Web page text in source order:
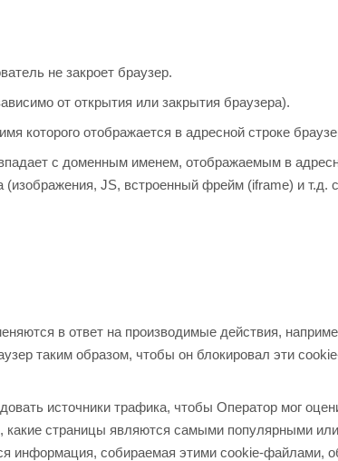
не закроет браузер.
от открытия или закрытия браузера).
которого отображается в адресной строке
с доменным именем, отображаемым в
JS, встроенный фрейм (iframe) и т.д.
в ответ на производимые действия,
таким образом, чтобы он блокировал эти
источники трафика, чтобы Оператор мог
страницы являются самыми популярными
информация, собираемая этими cookie-файлами,